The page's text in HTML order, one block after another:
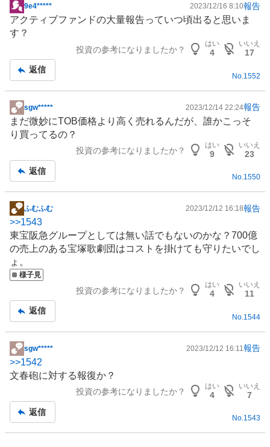
掲
示
板
9e4***** 2023/12/16 8:10報告
アクティブファンドの大量報告っていつ頃出ると思いま
す？
投資の参考になりましたか？
はい
4
いいえ
17
返信
No.1552
掲
示
板
sgw***** 2023/12/14 22:24報告
まだ微妙にTOB価格より高く売れるんだが、誰かこっそ
り買ってるの？
投資の参考になりましたか？
はい
9
いいえ
23
返信
No.1550
掲
示
板
記
事
ふむふむ 2023/12/12 16:18報告
>>1543
東宝阪急グループとしては無い話でもないのかな？700億
の売上のある宝塚歌劇団はコストを掛けても守りたいでし
ょ。
様子見
投資の参考になりましたか？
はい
4
いいえ
11
返信
No.1544
掲
示
板
sgw***** 2023/12/12 16:11報告
>>1542
文春砲に対する報復か？
投資の参考になりましたか？
はい
4
いいえ
7
返信
No.1543